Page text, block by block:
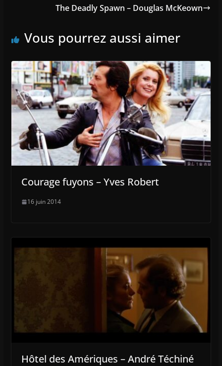
The Deadly Spawn – Douglas McKeown
Vous pourrez aussi aimer
Courage fuyons – Yves Robert
16 juin 2014
Hôtel des Amériques – André Téchiné